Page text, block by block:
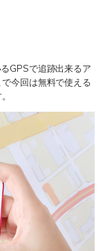
グイン
GPSで追跡出来るア
今回は無料で使える